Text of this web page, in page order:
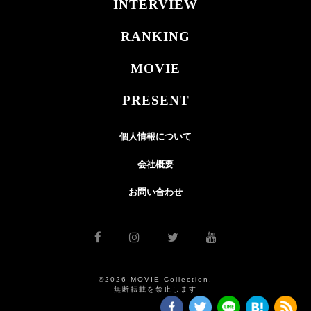
INTERVIEW
RANKING
MOVIE
PRESENT
個人情報について
会社概要
お問い合わせ
©2026 MOVIE Collection.
無断転載を禁止します